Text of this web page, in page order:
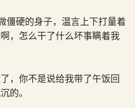
僵硬的身子，温言上下打量着
，怎么干了什么坏事瞒着我
，你不是说给我带了午饭回
的。